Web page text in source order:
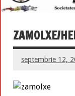
ZAMOLXE/
septembrie 12,